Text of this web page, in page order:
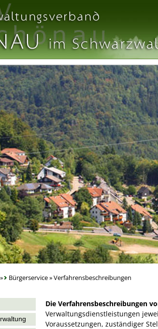
» Bürgerservice»Verfahrensbeschreibungen
Die Verfahrensbeschreibungen
Verwaltungsdienstleistungen
Voraussetzungen, zuständiger